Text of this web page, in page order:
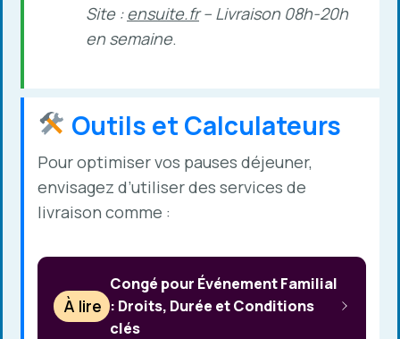
Site :ensuite.fr– Livraison 08h-20h
en semaine.
Outils et Calculateurs
Pour optimiser vos pauses déjeuner,
envisagez d’utiliser des services de
livraison comme :
À lire
Congé pour Événement Familial
: Droits, Durée et Conditions
clés